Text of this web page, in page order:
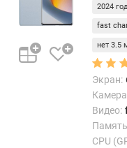
о
н
2024
fast
нет 3.5
Экран:
Видео:
CPU